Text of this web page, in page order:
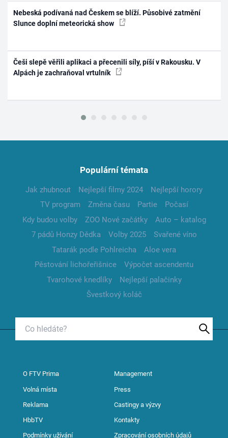
Nebeská podívaná nad Českem se blíží. Působivé zatmění
Slunce doplní meteorická show
Češi slepě věřili aplikaci a přecenili síly, píší v Rakousku. V
Alpách je zachraňoval vrtulník
Populární témata
Jak zhubnout Nejlepší filmy 2024
Nejlepší horory
TV program
Změna času Partie
Počasí
Kdy budou volby
ZOO Nové začátky
Auto – katalog
7 pádů Honzy Dědka
Volby 2025
Svařené víno
Tatarák podle Pohlreicha
Aloe vera
Pěstování lichořeřišnice
Výpočet ascendentu
Tvarohové knedlíky
Nejlepší palačinky
Švestkový koláč
O FTV Prima Management
Volná místa Press
Reklama Castingy a výzvy
HbbTV Kontakty
Podmínky užívání Zpracování osobních údajů